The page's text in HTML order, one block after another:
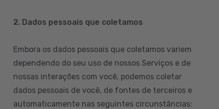
2. Dados pessoais que coletamos
Embora os dados pessoais que coletamos variem
dependendo do seu uso de nossos Serviços e de
nossas interações com você, podemos coletar
dados pessoais de você, de fontes de terceiros e
automaticamente nas seguintes circunstâncias: